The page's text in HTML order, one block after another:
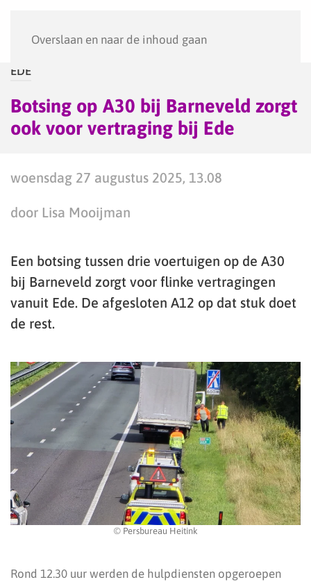
Overslaan en naar de inhoud gaan
EDE
Botsing op A30 bij Barneveld zorgt
ook voor vertraging bij Ede
woensdag 27 augustus 2025, 13.08
door Lisa Mooijman
Een botsing tussen drie voertuigen op de A30
bij Barneveld zorgt voor flinke vertragingen
vanuit Ede. De afgesloten A12 op dat stuk doet
de rest.
© Persbureau Heitink
Rond 12.30 uur werden de hulpdiensten opgeroepen